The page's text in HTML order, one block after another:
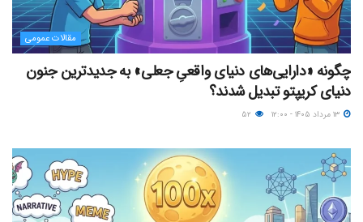
مقالات عمومی
چگونه «دارایی‌های دنیای واقعیِ جعلی» به جدیدترین جنون
دنیای کریپتو تبدیل شدند؟